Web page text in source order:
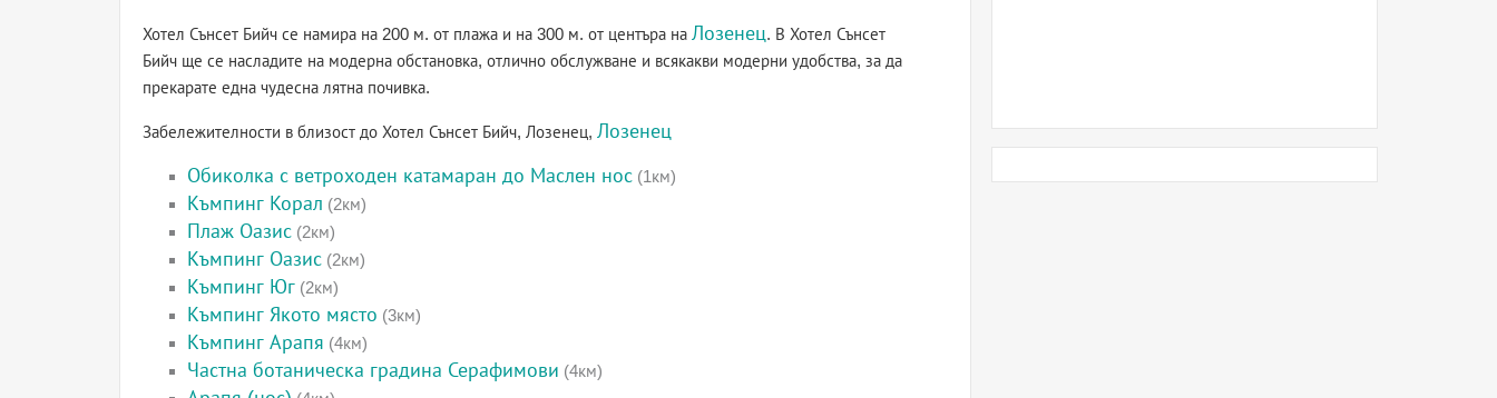
Хотел Сънсет Бийч се намира на 200 м. от плажа и на 300 м. от центъра на Лозенец. В Хотел Сънсет
Бийч ще се насладите на модерна обстановка, отлично обслужване и всякакви модерни удобства, за да
прекарате една чудесна лятна почивка.
Забележителности в близост до Хотел Сънсет Бийч, Лозенец, Лозенец
Обиколка с ветроходен катамаран до Маслен нос (1км)
Къмпинг Корал (2км)
Плаж Оазис (2км)
Къмпинг Оазис (2км)
Къмпинг Юг (2км)
Къмпинг Якото място (3км)
Къмпинг Арапя (4км)
Частна ботаническа градина Серафимови (4км)